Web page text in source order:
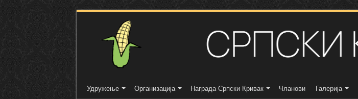
Удружење Организација Награда Српски Кривак Чланови Галерија